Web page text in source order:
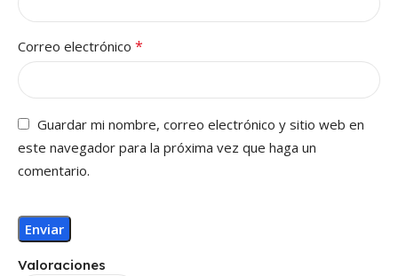
Valoraciones
Correo electrónico *
Guardar mi nombre, correo electrónico y sitio web en
este navegador para la próxima vez que haga un
comentario.